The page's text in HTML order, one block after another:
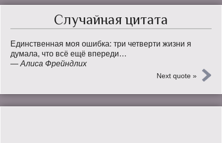
Случайная цитата
Единственная моя ошибка: три четверти жизни я
думала, что всё ещё впереди…
— Алиса Фрейндлих
Next quote »